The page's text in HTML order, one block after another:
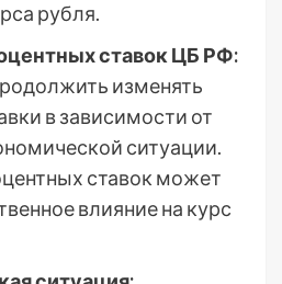
рубля.
ставок ЦБ РФ:
изменять
в зависимости от
ситуации.
ставок может
влияние на курс